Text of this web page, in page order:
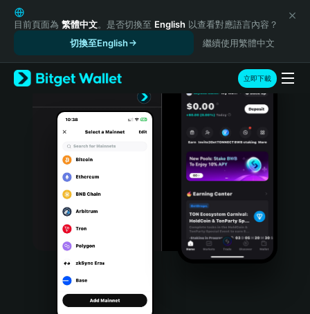
English
日本語
Русский
Español (Latinoamérica)
Türkçe
Português (Portugal)
Bahasa Indonesia
Português (Brasil)
Español (Argentina)
目前頁面為 繁體中文。是否切換至 English 以查看對應語言內容？
切換至English
繼續使用繁體中文
立即下載